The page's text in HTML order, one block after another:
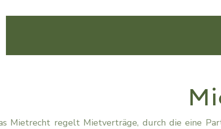
Mietrecht regelt Mietverträge, durch die eine